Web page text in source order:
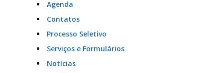
Agenda
Contatos
Processo Seletivo
Serviços e Formulários
Notícias